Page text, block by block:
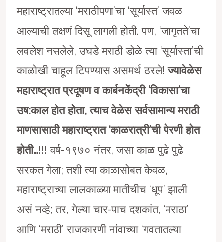
महाराष्ट्रातल्या ‘मराठीपणा’चा ‘सूर्यास्त’ जवळ
आल्याची लक्षणं दिसू लागली होती. पण, ‘जागृतते’चा
लवलेश नसलेले, उघडे मराठी डोळे त्या ‘सूर्यास्ता’ची
काळोखी चाहूल टिपण्यास असमर्थ ठरले!ज्यावेळेस
महाराष्ट्रात प्रदूषण व कार्बनकेंद्री ‘विकासा’चा
उष:काल होत होता,त्याच वेळेस सर्वसामान्य मराठी
माणसासाठी महाराष्ट्रात‘काळरात्री’ची पेरणी होत
होती…!!! वर्ष-१९७० नंतर, जसा काळ पुढे पुढे
सरकत गेला; तशी त्या काळासोबत केवळ,
महाराष्ट्राच्या लालकाळ्या मातीचीच ‘धूप’ झाली
असं नव्हे; तर, गेल्या चार-पाच दशकांत, ‘मराठा’
आणि ‘मराठी’ राजकारणी नांवाच्या ‘गवतातल्या